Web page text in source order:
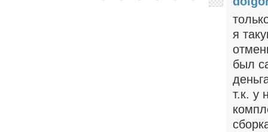
я
был
т.к. у